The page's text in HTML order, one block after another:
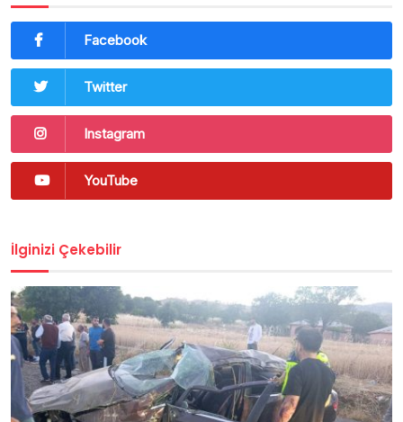
Facebook
Twitter
Instagram
YouTube
İlginizi Çekebilir